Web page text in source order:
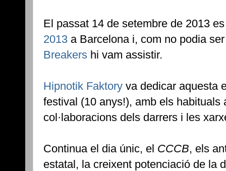
El passat 14 de setembre de 2013
2013 a Barcelona i, com no podia
Breakers hi vam assistir.
Hipnotik Faktory va dedicar aquesta
festival (10 anys!), amb els habituals
col·laboracions dels darrers i les
Continua el dia únic, el CCCB, els
estatal, la creixent potenciació de la